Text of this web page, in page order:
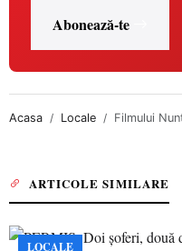
Abonează-te
Acasa Locale Filmului
ARTICOLE SIMILARE
LOCALE